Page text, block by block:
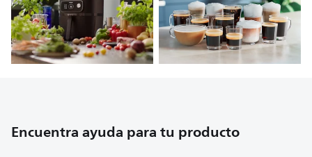
Encuentra ayuda para tu producto